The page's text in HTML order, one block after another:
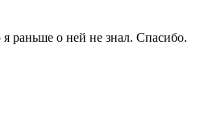
раньше о ней не знал. Спасибо.